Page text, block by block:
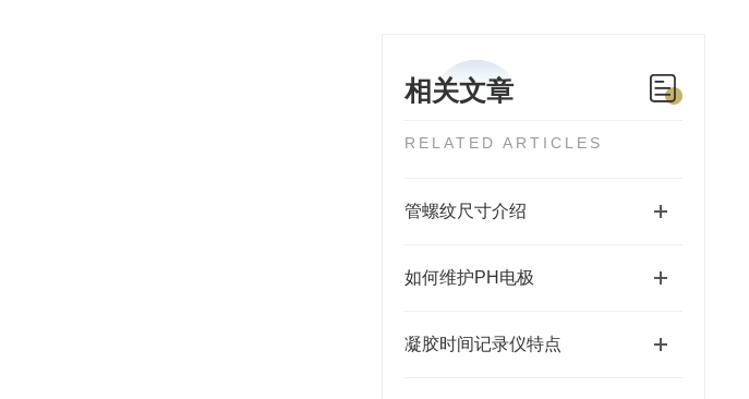
相关文章
RELATED ARTICLES
管螺纹尺寸介绍
如何维护PH电极
凝胶时间记录仪特点